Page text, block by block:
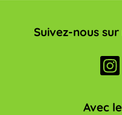
Suivez-nous
Avec